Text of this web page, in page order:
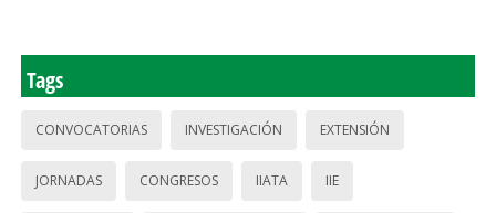
Tags
CONVOCATORIAS INVESTIGACIÓN EXTENSIÓN
JORNADAS CONGRESOS IIATA IIE